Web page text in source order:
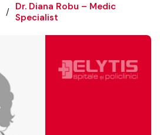
/ Dr. Diana Robu – Medic
Specialist